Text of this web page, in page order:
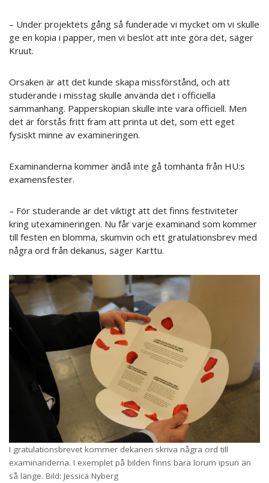
– Under projektets gång så funderade vi mycket om vi skulle
ge en kopia i papper, men vi beslöt att inte göra det, säger
Kruut.
Orsaken är att det kunde skapa missförstånd, och att
studerande i misstag skulle använda det i officiella
sammanhang. Papperskopian skulle inte vara officiell. Men
det är förstås fritt fram att printa ut det, som ett eget
fysiskt minne av examineringen.
Examinanderna kommer ändå inte gå tomhänta från HU:s
examensfester.
– För studerande är det viktigt att det finns festiviteter
kring utexamineringen. Nu får varje examinand som kommer
till festen en blomma, skumvin och ett gratulationsbrev med
några ord från dekanus, säger Karttu.
I gratulationsbrevet kommer dekanen skriva några ord till
examinanderna. I exemplet på bilden finns bara lorum ipsun än
så länge. Bild: Jessica Nyberg